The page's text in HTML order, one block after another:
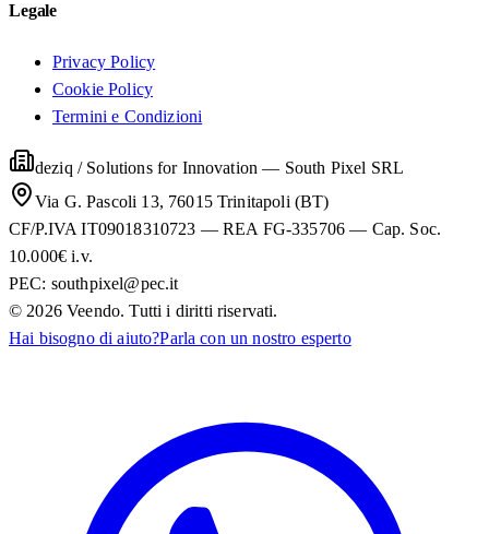
Legale
Privacy Policy
Cookie Policy
Termini e Condizioni
deziq / Solutions for Innovation — South Pixel SRL
Via G. Pascoli 13, 76015 Trinitapoli (BT)
CF/P.IVA IT09018310723 — REA FG-335706 — Cap. Soc.
10.000€ i.v.
PEC: southpixel@pec.it
© 2026 Veendo. Tutti i diritti riservati.
Hai bisogno di aiuto?Parla con un nostro esperto